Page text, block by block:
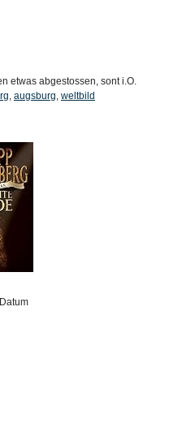
etwas abgestossen, sont i.O.
, augsburg, weltbild
Datum